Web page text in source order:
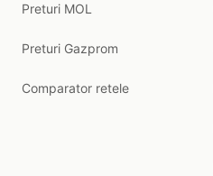
Preturi MOL
Preturi Gazprom
Comparator retele